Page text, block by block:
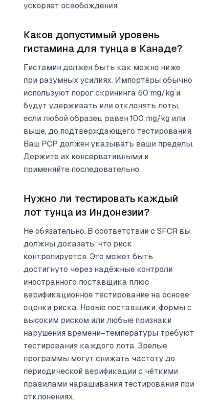
ускоряет освобождения.
Каков допустимый уровень
гистамина для тунца в Канаде?
Гистамин должен быть как можно ниже
при разумных усилиях. Импортёры обычно
используют порог скрининга 50 mg/kg и
будут удерживать или отклонять лоты,
если любой образец равен 100 mg/kg или
выше, до подтверждающего тестирования.
Ваш PCP должен указывать ваши пределы.
Держите их консервативными и
применяйте последовательно.
Нужно ли тестировать каждый
лот тунца из Индонезии?
Не обязательно. В соответствии с SFCR вы
должны доказать, что риск
контролируется. Это может быть
достигнуто через надёжные контроли
иностранного поставщика плюс
верификационное тестирование на основе
оценки риска. Новые поставщики, формы с
высоким риском или любые признаки
нарушения времени–температуры требуют
тестирования каждого лота. Зрелые
программы могут снижать частоту до
периодической верификации с чёткими
правилами наращивания тестирования при
отклонениях.